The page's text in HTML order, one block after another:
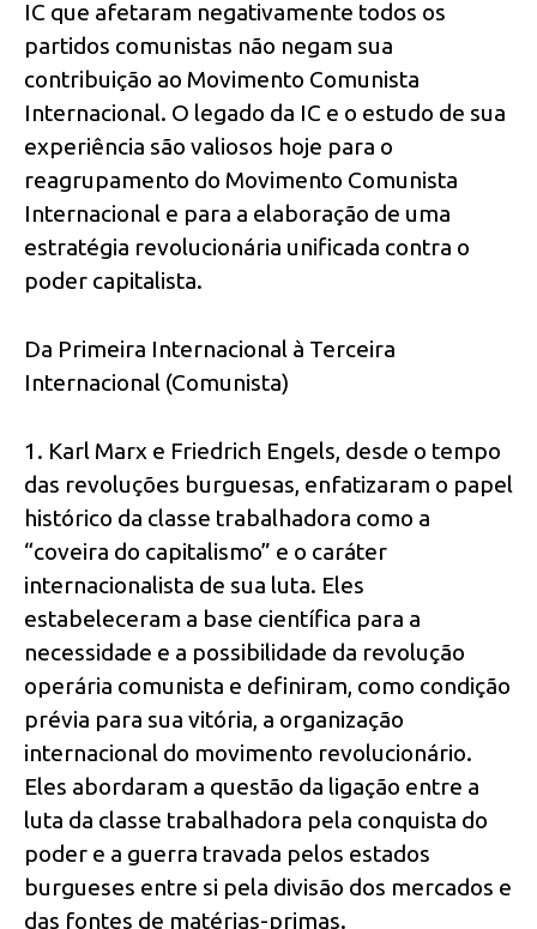
IC que afetaram negativamente todos os
partidos comunistas não negam sua
contribuição ao Movimento Comunista
Internacional. O legado da IC e o estudo de sua
experiência são valiosos hoje para o
reagrupamento do Movimento Comunista
Internacional e para a elaboração de uma
estratégia revolucionária unificada contra o
poder capitalista.
Da Primeira Internacional à Terceira
Internacional (Comunista)
1. Karl Marx e Friedrich Engels, desde o tempo
das revoluções burguesas, enfatizaram o papel
histórico da classe trabalhadora como a
“coveira do capitalismo” e o caráter
internacionalista de sua luta. Eles
estabeleceram a base científica para a
necessidade e a possibilidade da revolução
operária comunista e definiram, como condição
prévia para sua vitória, a organização
internacional do movimento revolucionário.
Eles abordaram a questão da ligação entre a
luta da classe trabalhadora pela conquista do
poder e a guerra travada pelos estados
burgueses entre si pela divisão dos mercados e
das fontes de matérias-primas.